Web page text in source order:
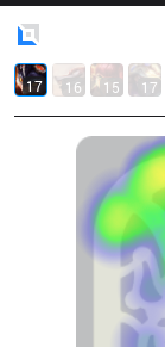
17 16 15 17